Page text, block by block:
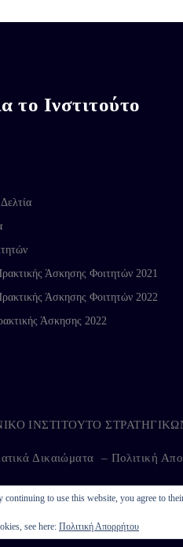
το Ινστιτούτο
Άσκησης Φοιτητών 2021
Άσκησης Φοιτητών 2022
Άσκησης 2022
to use this website, you agree to
see here: Πολιτική Απορρήτου
ΙΝΣΤΙΤΟΥΤΟ
Δικαιώματα – Πολιτική
onKythira